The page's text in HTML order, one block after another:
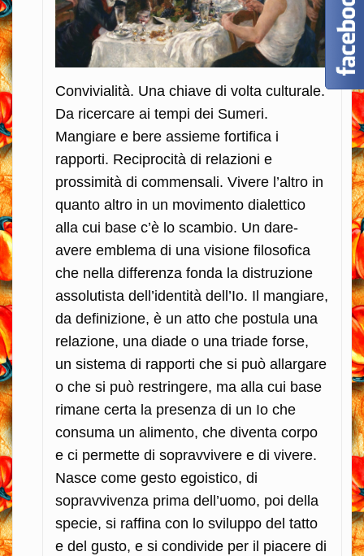
Convivialità. Una chiave di volta culturale.
Da ricercare ai tempi dei Sumeri.
Mangiare e bere assieme fortifica i
rapporti. Reciprocità di relazioni e
prossimità di commensali. Vivere l’altro in
quanto altro in un movimento dialettico
alla cui base c’è lo scambio. Un dare-
avere emblema di una visione filosofica
che nella differenza fonda la distruzione
assolutista dell’identità dell’Io. Il mangiare,
da definizione, è un atto che postula una
relazione, una diade o una triade forse,
un sistema di rapporti che si può allargare
o che si può restringere, ma alla cui base
rimane certa la presenza di un Io che
consuma un alimento, che diventa corpo
e ci permette di sopravvivere e di vivere.
Nasce come gesto egoistico, di
sopravvivenza prima dell’uomo, poi della
specie, si raffina con lo sviluppo del tatto
e del gusto, e si condivide per il piacere di